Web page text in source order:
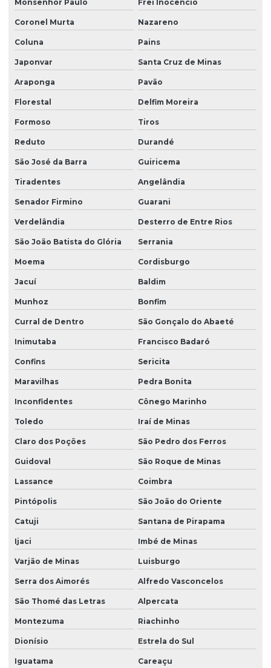
Monsenhor Paulo Frei Inocêncio
Coronel Murta Nazareno
Coluna Pains
Japonvar Santa Cruz de Minas
Araponga Pavão
Florestal Delfim Moreira
Formoso Tiros
Reduto Durandé
São José da Barra Guiricema
Tiradentes Angelândia
Senador Firmino Guarani
Verdelândia Desterro de Entre Rios
São João Batista do Glória Serrania
Moema Cordisburgo
Jacuí Baldim
Munhoz Bonfim
Curral de Dentro São Gonçalo do Abaeté
Inimutaba Francisco Badaró
Confins Sericita
Maravilhas Pedra Bonita
Inconfidentes Cônego Marinho
Toledo Iraí de Minas
Claro dos Poções São Pedro dos Ferros
Guidoval São Roque de Minas
Lassance Coimbra
Pintópolis São João do Oriente
Catuji Santana de Pirapama
Ijaci Imbé de Minas
Varjão de Minas Luisburgo
Serra dos Aimorés Alfredo Vasconcelos
São Thomé das Letras Alpercata
Montezuma Riachinho
Dionísio Estrela do Sul
Iguatama Careaçu